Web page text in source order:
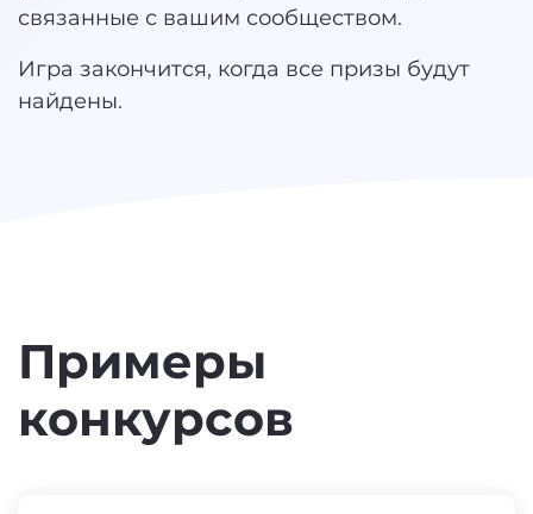
связанные с вашим сообществом.
Игра закончится, когда все призы будут
найдены.
Примеры
конкурсов